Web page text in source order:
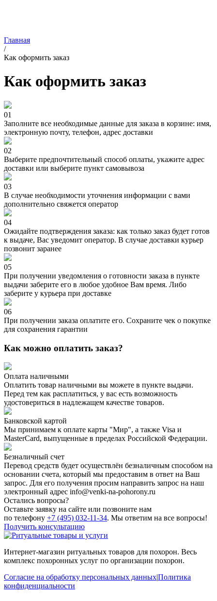
Главная
/
Как оформить заказ
Как оформить заказ
01
Заполните все необходимые данные для заказа в корзине: имя,
электронную почту, телефон, адрес доставки
02
Выберите предпочтительный способ оплаты, укажите адрес
доставки или выберите пункт самовывоза
03
В случае необходимости уточнения информации с вами
дополнительно свяжется оператор
04
Ожидайте подтверждения заказа: как только заказ будет готов
к выдаче, Вас уведомит оператор. В случае доставки курьер
позвонит заранее
05
При получении уведомления о готовности заказа в пункте
выдачи заберите его в любое удобное Вам время. Либо
заберите у курьера при доставке
06
При получении заказа оплатите его. Сохраните чек о покупке
для сохранения гарантии
Как можно оплатить заказ?
Оплата наличными
Оплатить товар наличными вы можете в пункте выдачи.
Перед тем как расплатиться, у вас есть возможность
удостовериться в надлежащем качестве товаров.
Банковской картой
Мы принимаем к оплате карты "Мир", а также Visa и
MasterCard, выпущенные в пределах Российской Федерации.
Безналичный счет
Перевод средств будет осуществлён безналичным способом на
основании счета, который мы предоставим в ответ на Ваш
запрос. Для его получения просим направить запрос на наш
электронный адрес info@venki-na-pohorony.ru
Остались вопросы?
Оставьте заявку на сайте или позвоните нам
по телефону +7 (495) 032-11-34. Мы ответим на все вопросы!
Получить консультацию
Интернет-магазин ритуальных товаров для похорон. Весь
комплекс похоронных услуг по организации похорон.
Согласие на обработку персональных данных|Политика
конфиденциальности